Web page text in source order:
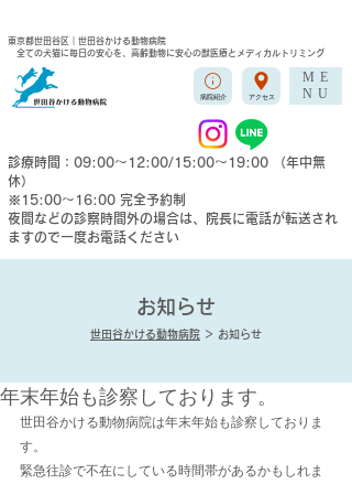
東京都世田谷区｜世田谷かける動物病院
全ての犬猫に毎日の安心を、高齢動物に安心の獣医療とメディカルトリミング
診療時間：09:00〜12:00/15:00〜19:00 （年中無
休）
※15:00〜16:00 完全予約制
夜間などの​診察時間外の場合は、院長に電話が転送され
ますので一度お電話ください
ME
NU
アクセス
病院紹介
お知らせ
世田谷かける動物病院 ＞ お知らせ
年末年始も診察しております。
世田谷かける動物病院は年末年始も診察しておりま
す。
緊急往診で不在にしている時間帯があるかもしれま